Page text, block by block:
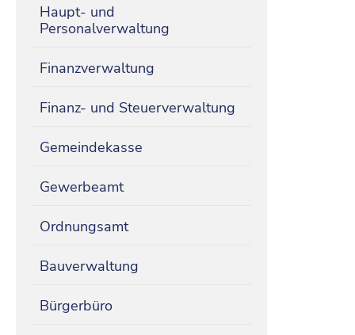
Haupt- und
Personalverwaltung
Finanzverwaltung
Finanz- und Steuerverwaltung
Gemeindekasse
Gewerbeamt
Ordnungsamt
Bauverwaltung
Bürgerbüro